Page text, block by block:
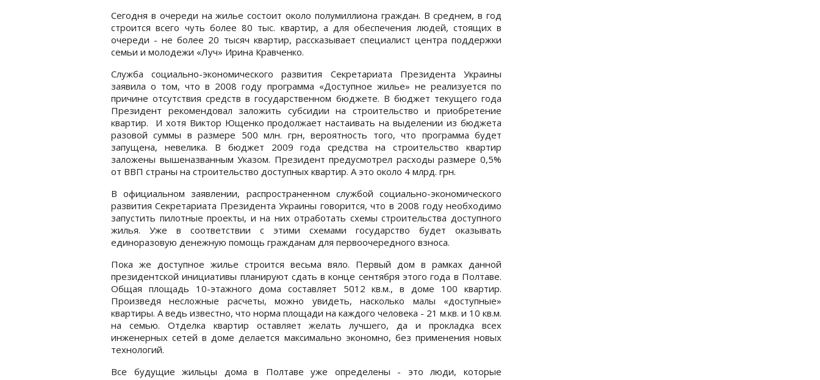
Сегодня в очереди на жилье состоит около полумиллиона граждан. В среднем, в год
строится всего чуть более 80 тыс. квартир, а для обеспечения людей, стоящих в
очереди - не более 20 тысяч квартир, рассказывает специалист центра поддержки
семьи и молодежи «Луч» Ирина Кравченко.
Служба социально-экономического развития Секретариата Президента Украины
заявила о том, что в 2008 году программа «Доступное жилье» не реализуется по
причине отсутствия средств в государственном бюджете. В бюджет текущего года
Президент рекомендовал заложить субсидии на строительство и приобретение
квартир. И хотя Виктор Ющенко продолжает настаивать на выделении из бюджета
разовой суммы в размере 500 млн. грн, вероятность того, что программа будет
запущена, невелика. В бюджет 2009 года средства на строительство квартир
заложены вышеназванным Указом. Президент предусмотрел расходы размере 0,5%
от ВВП страны на строительство доступных квартир. А это около 4 млрд. грн.
В официальном заявлении, распространенном службой социально-экономического
развития Секретариата Президента Украины говорится, что в 2008 году необходимо
запустить пилотные проекты, и на них отработать схемы строительства доступного
жилья. Уже в соответствии с этими схемами государство будет оказывать
единоразовую денежную помощь гражданам для первоочередного взноса.
Пока же доступное жилье строится весьма вяло. Первый дом в рамках данной
президентской инициативы планируют сдать в конце сентября этого года в Полтаве.
Общая площадь 10-этажного дома составляет 5012 кв.м., в доме 100 квартир.
Произведя несложные расчеты, можно увидеть, насколько малы «доступные»
квартиры. А ведь известно, что норма площади на каждого человека - 21 м.кв. и 10 кв.м.
на семью. Отделка квартир оставляет желать лучшего, да и прокладка всех
инженерных сетей в доме делается максимально экономно, без применения новых
технологий.
Все будущие жильцы дома в Полтаве уже определены - это люди, которые